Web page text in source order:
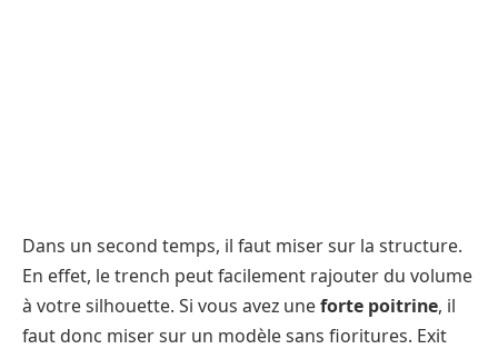
Dans un second temps, il faut miser sur la structure.
En effet, le trench peut facilement rajouter du volume
à votre silhouette. Si vous avez uneforte poitrine, il
faut donc miser sur un modèle sans fioritures. Exit